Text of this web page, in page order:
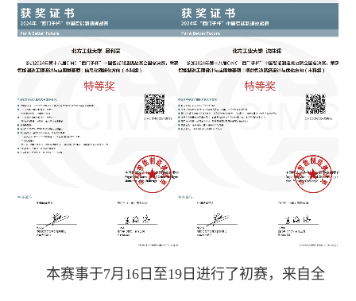
本赛事于7月16日至19日进行了初赛，来自全